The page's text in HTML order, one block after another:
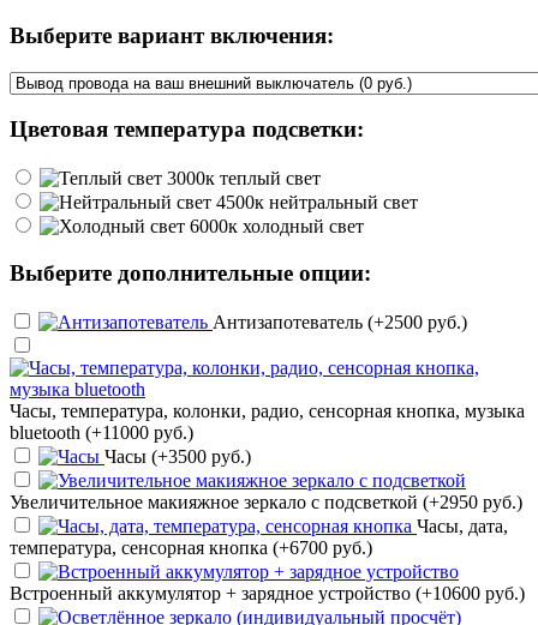
Выберите вариант включения:
Цветовая температура подсветки:
теплый свет
нейтральный свет
холодный свет
Выберите дополнительные опции:
Антизапотеватель (+2500 руб.)
Часы, температура, колонки, радио, сенсорная кнопка, музыка
bluetooth (+11000 руб.)
Часы (+3500 руб.)
Увеличительное макияжное зеркало с подсветкой (+2950 руб.)
Часы, дата,
температура, сенсорная кнопка (+6700 руб.)
Встроенный аккумулятор + зарядное устройство (+10600 руб.)